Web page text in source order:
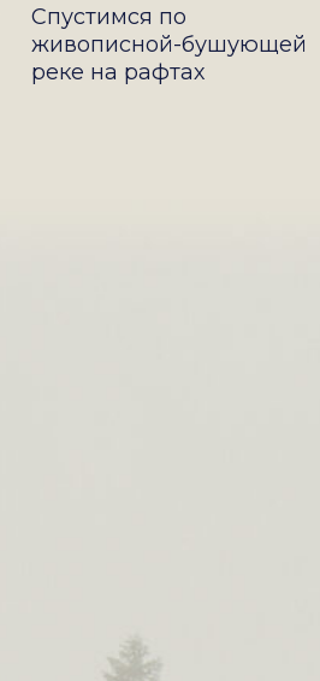
Спустимся по
живописной-бушующей
реке на рафтах